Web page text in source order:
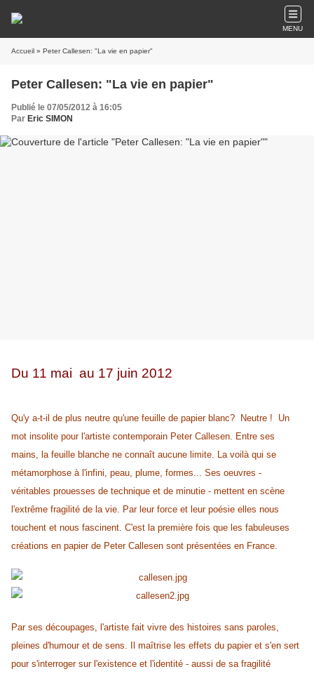
MENU
Accueil » Peter Callesen: "La vie en papier"
Peter Callesen: "La vie en papier"
Publié le 07/05/2012 à 16:05
Par Eric SIMON
Du 11 mai au 17 juin 2012
Qu'y a-t-il de plus neutre qu'une feuille de papier blanc? Neutre ! Un
mot insolite pour l'artiste contemporain Peter Callesen. Entre ses
mains, la feuille blanche ne connaît aucune limite. La voilà qui se
métamorphose à l'infini, peau, plume, formes... Ses oeuvres -
véritables prouesses de technique et de minutie - mettent en scène
l'extrême fragilité de la vie. Par leur force et leur poésie elles nous
touchent et nous fascinent. C'est la première fois que les fabuleuses
créations en papier de Peter Callesen sont présentées en France.
Par ses découpages, l'artiste fait vivre des histoires sans paroles,
pleines d'humour et de sens. Il maîtrise les effets du papier et s'en sert
pour s'interroger sur l'existence et l'identité - aussi de sa fragilité